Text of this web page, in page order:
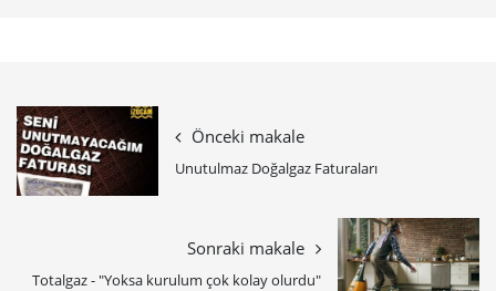
Önceki makale
Unutulmaz Doğalgaz Faturaları
Sonraki makale
Totalgaz - "Yoksa kurulum çok kolay olurdu"